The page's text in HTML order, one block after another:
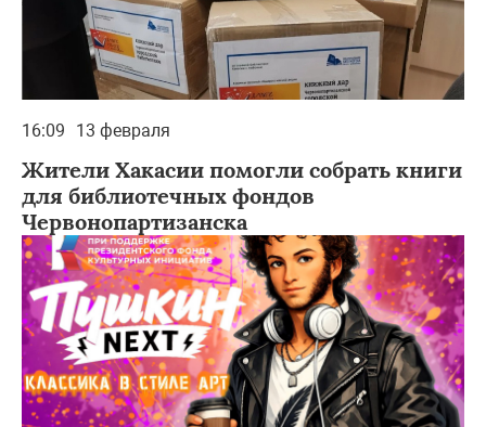
16:09 13 февраля
Жители Хакасии помогли собрать книги
для библиотечных фондов
Червонопартизанска